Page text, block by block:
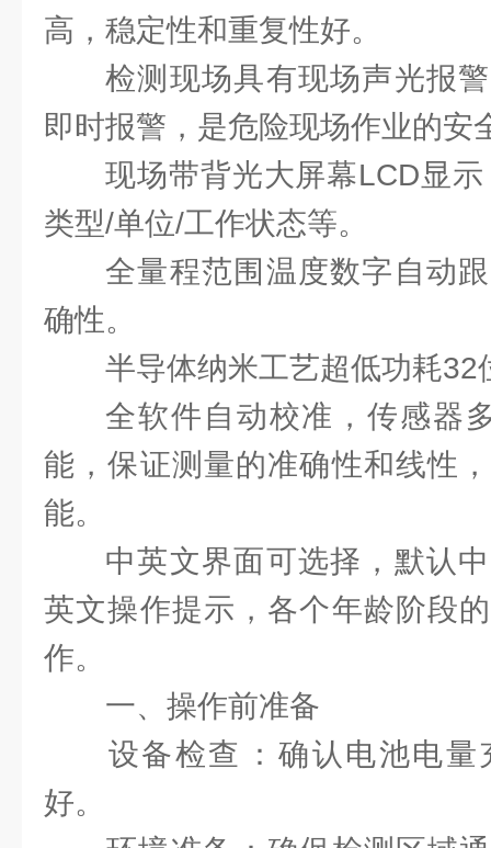
高，稳定性和重复性好。
检测现场具有现场声光报
即时报警，是危险现场作业的安
现场带背光大屏幕LCD显
类型/单位/工作状态等。
全量程范围温度数字自动
确性。
半导体纳米工艺超低功耗32
全软件自动校准，传感器
能，保证测量的准确性和线性
能。
中英文界面可选择，默认
英文操作提示，各个年龄阶段
作。
一、操作前准备
设备检查‌：确认电池电量
好。